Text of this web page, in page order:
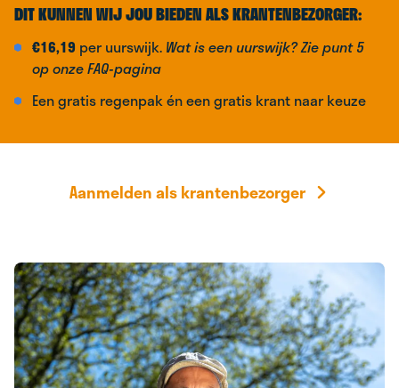
DIT KUNNEN WIJ JOU BIEDEN ALS KRANTENBEZORGER:
€16,19 per uurswijk. Wat is een uurswijk? Zie punt 5
op onze FAQ-pagina
Een gratis regenpak én een gratis krant naar keuze
Aanmelden als krantenbezorger